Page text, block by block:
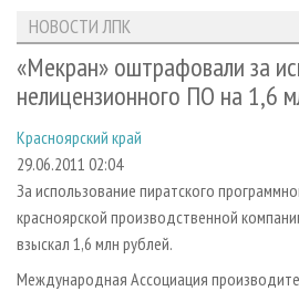
ЛЕСОЗАГОТОВКА
ЛЕСОПИЛЕНИЕ
СУШКА ДРЕВЕСИНЫ
ПРОИЗВОДСТВО ДРЕВЕСНЫХ
ДЕРЕВЯННОЕ ДОМОСТРОЕНИЕ
ПРОИЗВОДСТВО МЕБЕЛИ
НОВОСТИ ЛПК
НОВОСТИ ЖУРНАЛА
ПРОЕКТЫ ЛПИ
АНАЛИТИКА
ПРЕДПРИЯТИЯ ЛПК
ПЕРСОНЫ
МОБИЛЬНЫЕ ВЫСТАВКИ
ОФИЦИАЛЬНЫЕ ДЕЛЕГАЦИИ
ПРИОРИТЕТНЫЕ ИНВЕСТПРОЕКТЫ
АРХИВ
АРХИВ ЖУРНАЛОВ
О ЖУРНАЛЕ
ПОДПИСКА
КОНТАКТЫ
РЕКЛАМОДАТЕЛЯМ
РЕКЛАМА
РЕКЛАМА НА САЙТЕ
НОВОСТИ ЛПК
«Мекран» оштрафовали за
нелицензионного ПО на 1,6
Красноярский край
29.06.2011 02:04
За использование пиратского
красноярской производственной
взыскал 1,6 млн рублей.
Международная Ассоциация